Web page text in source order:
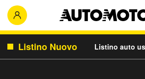
Listino Nuovo Listino auto